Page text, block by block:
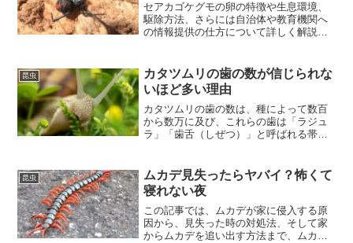
セアカゴケグモの卵の特徴や生息環境、
駆除方法、さらには自治体や教育機関へ
の情報提供の仕方について詳しく解説し
けになるでしょう。
昆虫
カタツムリの歯の数が信じられな
いほど多い理由
カタツムリの歯の数は、種によって数百
から数万に及び、これらの歯は「ラジュ
ラ」「歯舌（しぜつ）」と呼ばれる帯状
うにして摂取します。この摂食方法は
「ラジュラ摂食」と呼ばれる
昆虫
ムカデ見失ったらヤバイ？怖くて
寝れない夜
この記事では、ムカデが家に侵入する原
因から、見失った時の対処法、そして家
からムカデを追い出す方法まで、ムカデ